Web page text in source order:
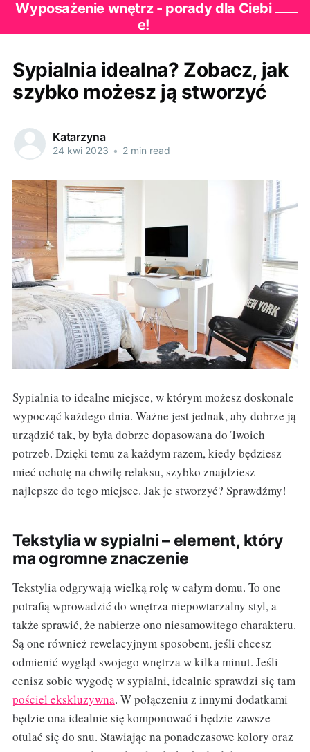
Wyposażenie wnętrz - porady dla Ciebi
e!
Sypialnia idealna? Zobacz, jak
szybko możesz ją stworzyć
Katarzyna
24 kwi 2023 • 2 min read
Sypialnia to idealne miejsce, w którym możesz doskonale
wypocząć każdego dnia. Ważne jest jednak, aby dobrze ją
urządzić tak, by była dobrze dopasowana do Twoich
potrzeb. Dzięki temu za każdym razem, kiedy będziesz
mieć ochotę na chwilę relaksu, szybko znajdziesz
najlepsze do tego miejsce. Jak je stworzyć? Sprawdźmy!
Tekstylia w sypialni – element, który
ma ogromne znaczenie
Tekstylia odgrywają wielką rolę w całym domu. To one
potrafią wprowadzić do wnętrza niepowtarzalny styl, a
także sprawić, że nabierze ono niesamowitego charakteru.
Są one również rewelacyjnym sposobem, jeśli chcesz
odmienić wygląd swojego wnętrza w kilka minut. Jeśli
cenisz sobie wygodę w sypialni, idealnie sprawdzi się tam
pościel ekskluzywna. W połączeniu z innymi dodatkami
będzie ona idealnie się komponować i będzie zawsze
otulać się do snu. Stawiając na ponadczasowe kolory oraz